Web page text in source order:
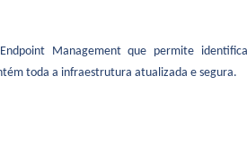
Management que permite
toda a infraestrutura atualizada e segura.